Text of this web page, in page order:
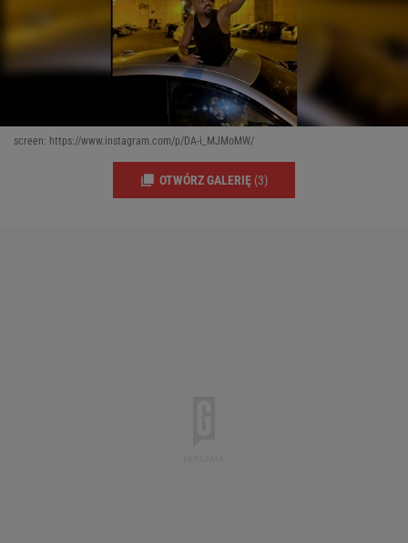
screen: https://www.instagram.com/p/DA-i_MJMoMW/
OTWÓRZ GALERIĘ (3)